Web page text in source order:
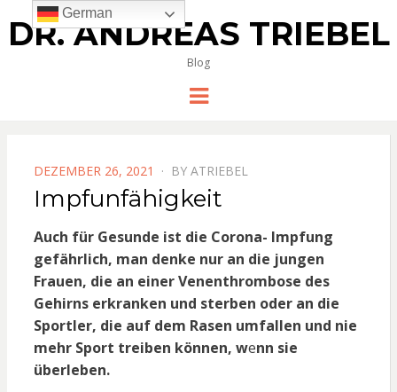
DR. ANDREAS TRIEBEL
Blog
Menu
POSTED
ON
DEZEMBER 26, 2021 BY ATRIEBEL
Impfunfähigkeit
Auch für Gesunde ist die Corona- Impfung
gefährlich, man denke nur an die jungen
Frauen, die an einer Venenthrombose des
Gehirns erkranken und sterben oder an die
Sportler, die auf dem Rasen umfallen und nie
mehr Sport treiben können, wenn sie
überleben.
German